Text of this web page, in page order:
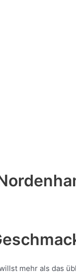
mehr als das